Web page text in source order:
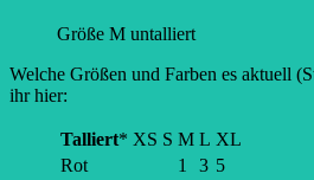
Größe M untalliert
Welche Größen und Farben es aktuell
ihr hier:
Talliert* XS S M L XL
Rot
1 3 5